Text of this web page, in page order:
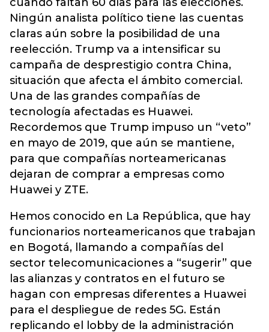
Ningún analista político tiene las cuentas
claras aún sobre la posibilidad de una
reelección. Trump va a intensificar su
campaña de desprestigio contra China,
situación que afecta el ámbito comercial.
Una de las grandes compañías de
tecnología afectadas es Huawei.
Recordemos que Trump impuso un “veto”
en mayo de 2019, que aún se mantiene,
para que compañías norteamericanas
dejaran de comprar a empresas como
Huawei y ZTE.
Hemos conocido en La República, que hay
funcionarios norteamericanos que trabajan
en Bogotá, llamando a compañías del
sector telecomunicaciones a “sugerir” que
las alianzas y contratos en el futuro se
hagan con empresas diferentes a Huawei
para el despliegue de redes 5G. Están
replicando el lobby de la administración